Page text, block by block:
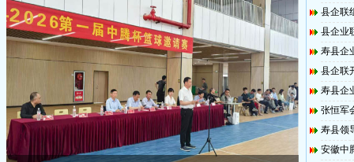
县企联
县企业
寿县企
县企联
寿县企
张恒军
寿县领
安徽中